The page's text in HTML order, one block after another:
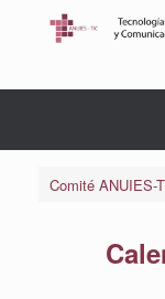
Comité ANUIES-